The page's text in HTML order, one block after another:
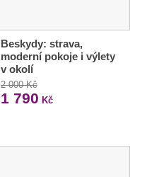
Beskydy: strava,
moderní pokoje i výlety
v okolí
2 000 Kč
1 790 Kč